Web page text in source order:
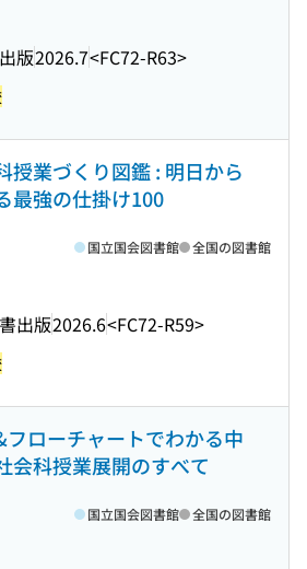
版2026.7<FC72-R63>
授業づくり図鑑 : 明日から
最強の仕掛け100
出版2026.6<FC72-R59>
国立国会図書館 全国の図書館
フローチャートでわかる中
会科授業展開のすべて
国立国会図書館 全国の図書館